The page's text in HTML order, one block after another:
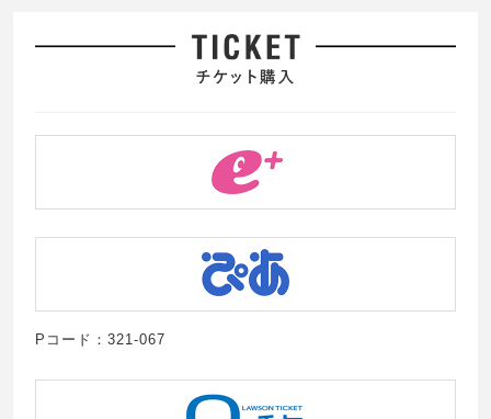
Pコード：321-067